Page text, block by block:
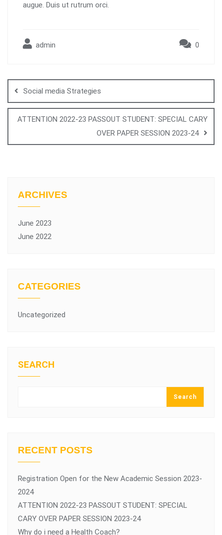
augue. Duis ut rutrum orci.
admin 0
Social media Strategies
ATTENTION 2022-23 PASSOUT STUDENT: SPECIAL CARY
OVER PAPER SESSION 2023-24
ARCHIVES
June 2023
June 2022
CATEGORIES
Uncategorized
SEARCH
Search
RECENT POSTS
Registration Open for the New Academic Session 2023-
2024
ATTENTION 2022-23 PASSOUT STUDENT: SPECIAL
CARY OVER PAPER SESSION 2023-24
Why do i need a Health Coach?